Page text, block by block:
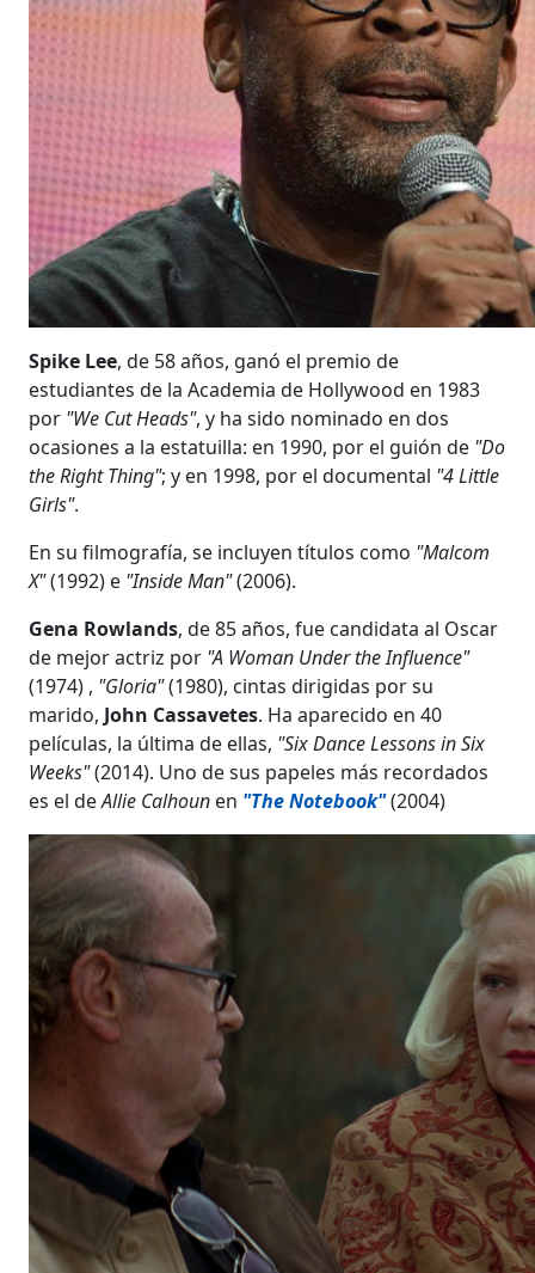
Spike Lee, de 58 años, ganó el premio de
estudiantes de la Academia de Hollywood en 1983
por "We Cut Heads", y ha sido nominado en dos
ocasiones a la estatuilla: en 1990, por el guión de "Do
the Right Thing"; y en 1998, por el documental "4 Little
Girls".
En su filmografía, se incluyen títulos como "Malcom
X"(1992) e "Inside Man"(2006).
Gena Rowlands, de 85 años, fue candidata al Oscar
de mejor actriz por "A Woman Under the Influence"
(1974) , "Gloria"(1980), cintas dirigidas por su
marido, John Cassavetes. Ha aparecido en 40
películas, la última de ellas, "Six Dance Lessons in Six
Weeks"(2014). Uno de sus papeles más recordados
es el deAllie Calhoun en "The Notebook"(2004)